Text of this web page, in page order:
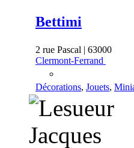
Bettimi
2 rue Pascal | 63000
Clermont-Ferrand
Décorations, Jouets,